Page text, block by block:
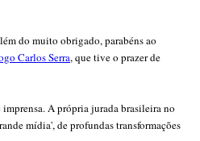
do muito obrigado, parabéns ao
Carlos Serra, que tive o prazer de
A própria jurada brasileira no
mídia', de profundas transformações